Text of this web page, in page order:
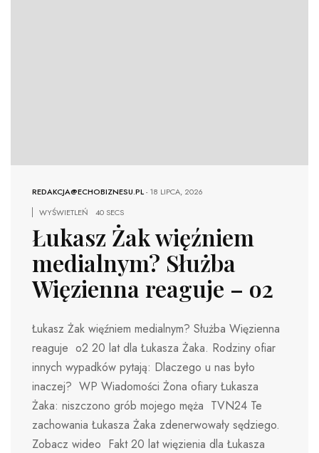
REDAKCJA@ECHOBIZNESU.PL-18 LIPCA, 2026
WYŚWIETLEŃ
40 SECS
Łukasz Żak więźniem
medialnym? Służba
Więzienna reaguje – o2
Łukasz Żak więźniem medialnym? Służba Więzienna
reaguje o2 20 lat dla Łukasza Żaka. Rodziny ofiar
innych wypadków pytają: Dlaczego u nas było
inaczej? WP Wiadomości Żona ofiary Łukasza
Żaka: niszczono grób mojego męża TVN24 Te
zachowania Łukasza Żaka zdenerwowały sędziego.
Zobacz wideo Fakt 20 lat więzienia dla Łukasza